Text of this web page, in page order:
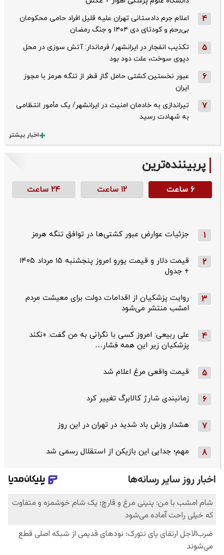
4
اعلام جرم دادستانی تهران علیه قلیل افراد حامی محکومان
بی‌رحم و کودتای دی‌ ۱۴۰۴ و جنگ رمضان
5
تکذیب ‌انفجار در ایرانشهر/ فرماندار: آتش سوزی در محل
دپوی سوخت، علت دود بود
6
عبور نخستین کشتی حامل گاز قطر از تنگه هرمز با مجوز
ایران
7
تیراندازی به خادمان امنیت در ایرانشهر/ یک مأمور انتظامی
به شهادت رسید
اخبار بیشتر
پربیننده‌ترین
۶ ساعت ۱۲ ساعت ۲۴ ساعت
1 جزئیات عوارض عبور کشتی‌ها در توافق تنگه هرمز
2
قیمت دلار و قیمت یورو امروز پنجشنبه ۱۵ مرداد ۱۴۰۵
+ جدول
3
روایت پزشکیان از اقدامات دولت برای معیشت مردم
امشب منتشر می‌شود
4
علی ربیعی: امروز کسی با نگرانی به من گفت: «نکند
پزشکیان زیر این همه فشار…
5 قیمت واقعی مرغ اعلام شد
6 زمانبندی شارژ کالابرگ تغییر کرد
7 هشدار وزش باد شدید در تهران در این روز
8 مهم؛ جدایی این بازیکن از استقلال رسمی شد